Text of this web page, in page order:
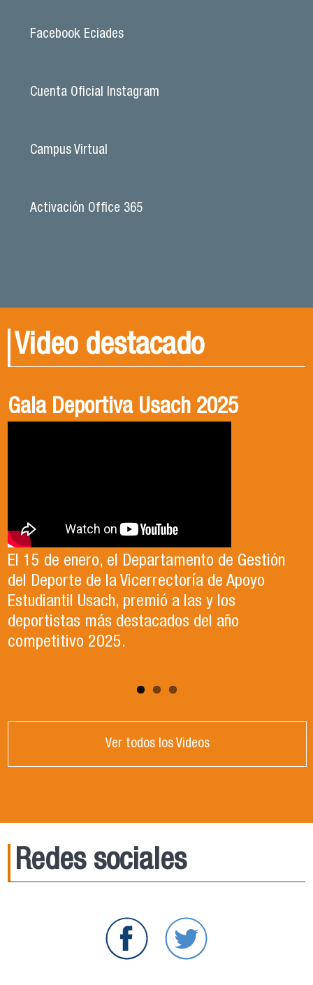
Facebook Eciades
Cuenta Oficial Instagram
Campus Virtual
Activación Office 365
Video destacado
Gala Deportiva Usach 2025
El 15 de enero, el Departamento de Gestión
del Deporte de la Vicerrectoría de Apoyo
Estudiantil Usach, premió a las y los
deportistas más destacados del año
competitivo 2025.
Usach en el Territorio, capítulo 2
En este segundo capítulo conoceremos el
Proyecto Ludo Inclusión, liderado por el
profesor Claudio Farías y estudiantes de
Pedagogía en Educación Física de la Facultad
de Ciencias Médicas de la Uni
Candidatura Director de Escuela
Te invitamos a revisar el video de nuestro
candidato , el Dr. Celso Sanchez para el cargo
de Director de Escuela período 2025-2026.
Ver todos los Videos
Redes sociales